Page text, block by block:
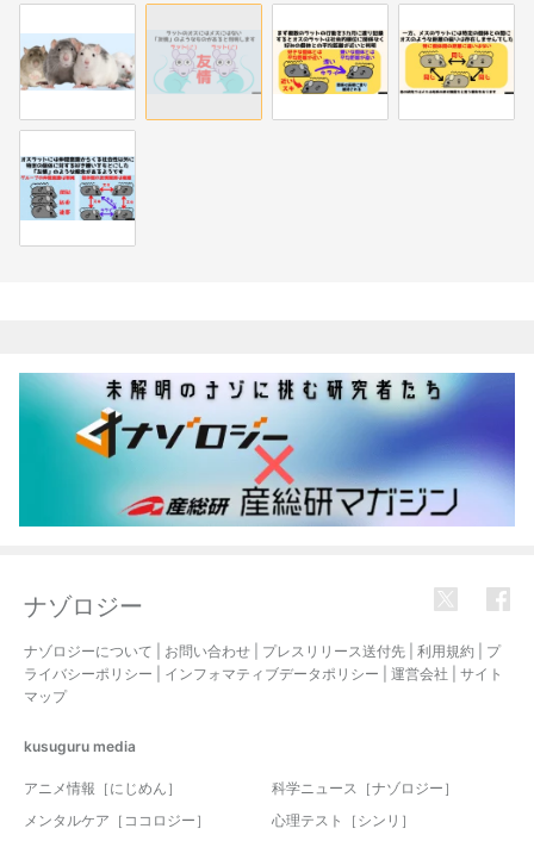
ナゾロジー
ナゾロジーについて お問い合わせ プレスリリース送付先 利用規約
プ
ライバシーポリシー
インフォマティブデータポリシー 運営会社
サイト
マップ
kusuguru media
アニメ情報［にじめん］
科学ニュース［ナゾロジー］
メンタルケア［ココロジー］
心理テスト［シンリ］